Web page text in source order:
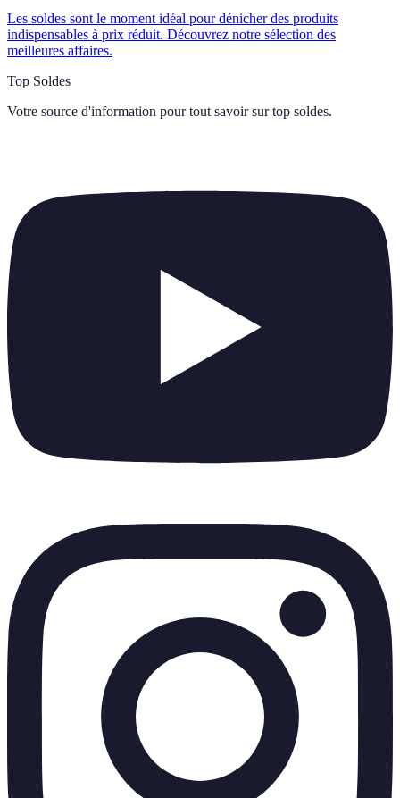
Les soldes sont le moment idéal pour dénicher des produits
indispensables à prix réduit. Découvrez notre sélection des
meilleures affaires.
Top Soldes
Votre source d'information pour tout savoir sur top soldes.